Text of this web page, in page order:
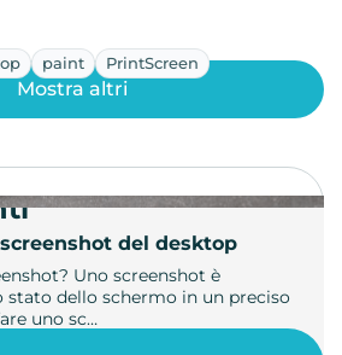
paint PrintScreen
del desktop
Uno screenshot è
dello schermo in un preciso
uno sc…
Mostra altri